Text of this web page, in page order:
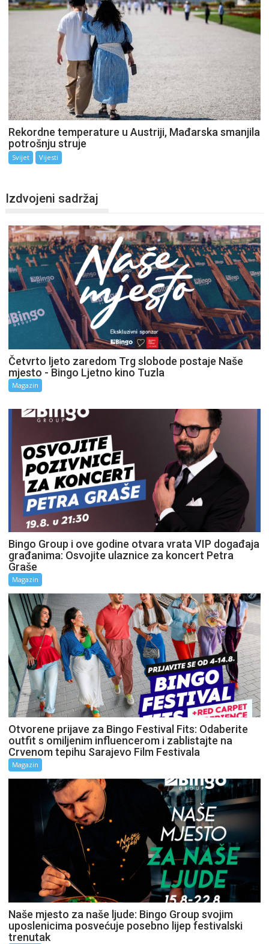
Rekordne temperature u Austriji, Mađarska smanjila
potrošnju struje
Svijet Vijesti
Izdvojeni sadržaj
Četvrto ljeto zaredom Trg slobode postaje Naše
mjesto - Bingo Ljetno kino Tuzla
Magazin
Bingo Group i ove godine otvara vrata VIP događaja
građanima: Osvojite ulaznice za koncert Petra
Graše
Magazin
Otvorene prijave za Bingo Festival Fits: Odaberite
outfit s omiljenim influencerom i zablistajte na
Crvenom tepihu Sarajevo Film Festivala
Magazin
Naše mjesto za naše ljude: Bingo Group svojim
uposlenicima posvećuje posebno lijep festivalski
trenutak